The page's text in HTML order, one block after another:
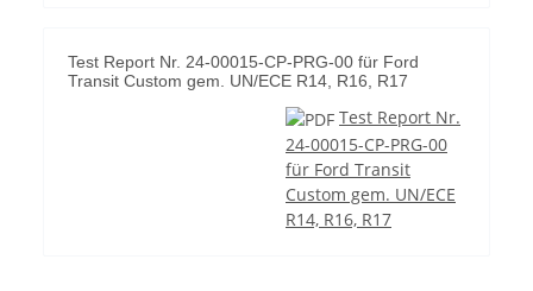
Test Report Nr. 24-00015-CP-PRG-00 für Ford
Transit Custom gem. UN/ECE R14, R16, R17
Test Report Nr.
24-00015-CP-PRG-00
für Ford Transit
Custom gem. UN/ECE
R14, R16, R17